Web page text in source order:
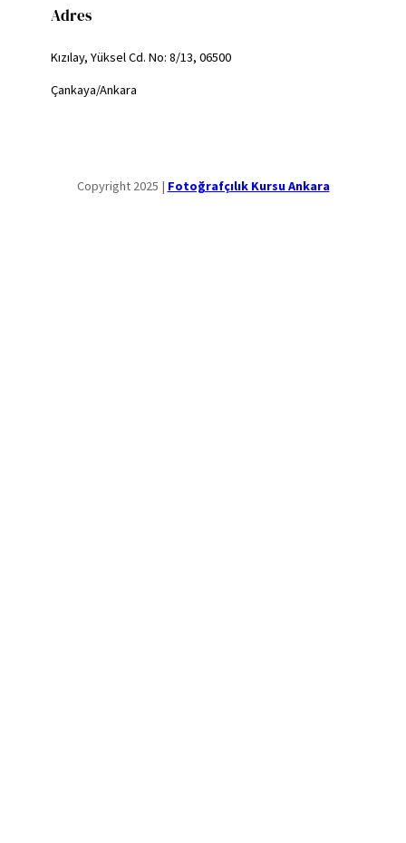
Adres
Kızılay, Yüksel Cd. No: 8/13, 06500
Çankaya/Ankara
Copyright 2025 | Fotoğrafçılık Kursu Ankara